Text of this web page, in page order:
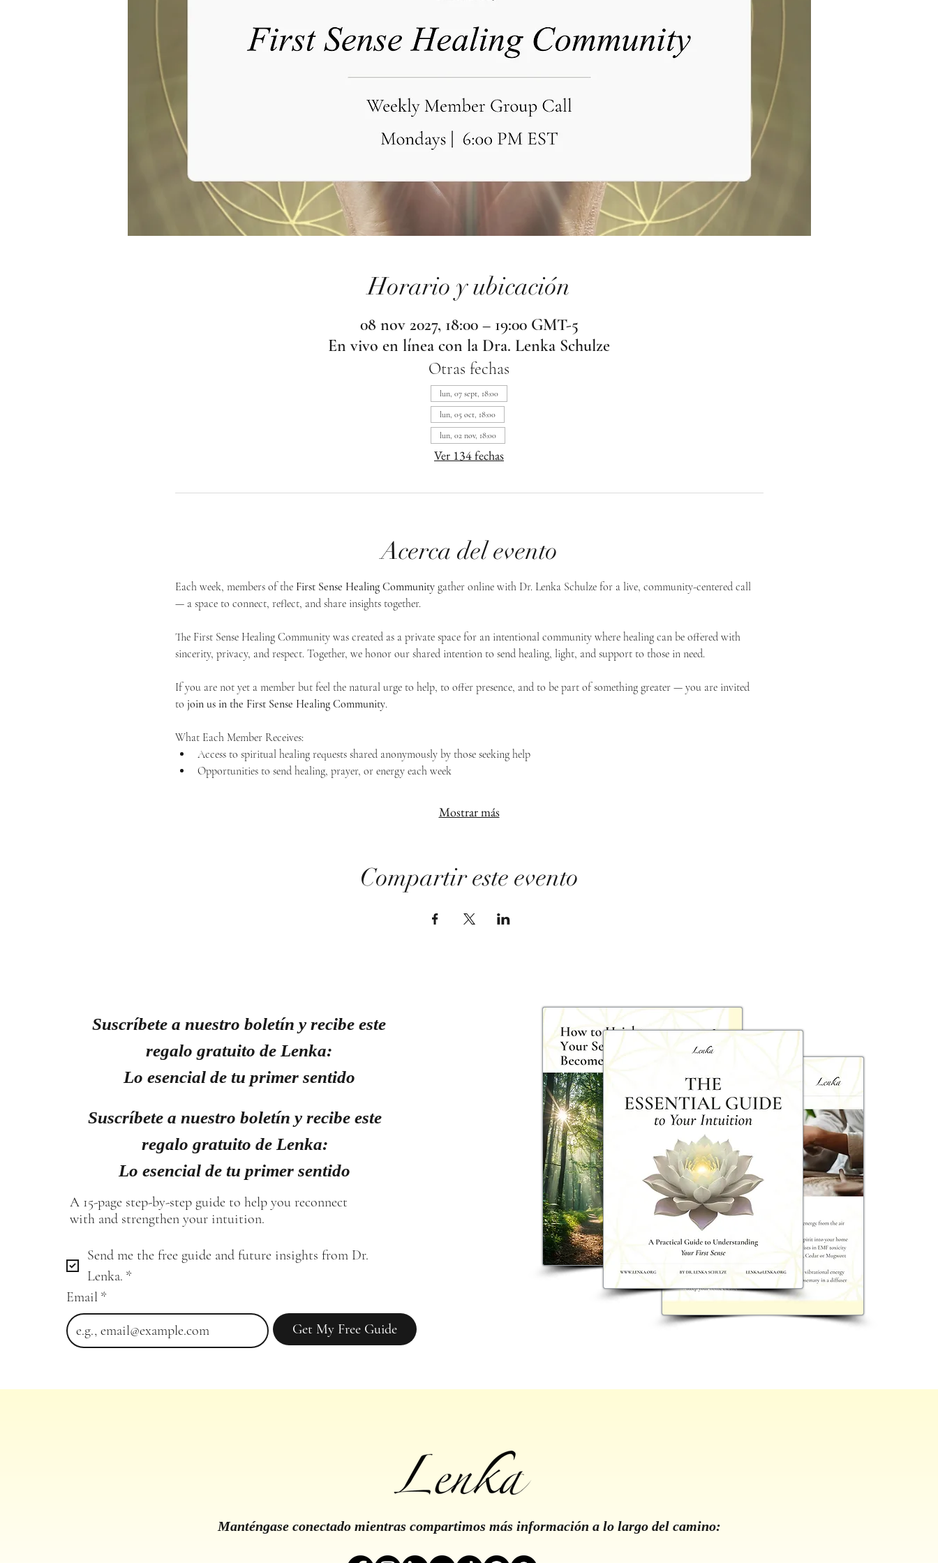
Horario y ubicación
08 nov 2027, 18:00 – 19:00 GMT-5
En vivo en línea con la Dra. Lenka Schulze
Otras fechas
lun, 07 sept, 18:00
lun, 05 oct, 18:00
lun, 02 nov, 18:00
Ver 134 fechas
Acerca del evento
Each week, members of the First Sense Healing Community gather online with Dr. Lenka Schulze for a live, community-centered call
— a space to connect, reflect, and share insights together.
The First Sense Healing Community was created as a private space for an intentional community where healing can be offered with
sincerity, privacy, and respect. Together, we honor our shared intention to send healing, light, and support to those in need.
If you are not yet a member but feel the natural urge to help, to offer presence, and to be part of something greater — you are invited
to join us in the First Sense Healing Community.
What Each Member Receives:
Access to spiritual healing requests shared anonymously by those seeking help
Opportunities to send healing, prayer, or energy each week
Mostrar más
Compartir este evento
Suscríbete a nuestro boletín y recibe este
regalo gratuito de Lenka:
Lo esencial de tu primer sentido
Suscríbete a nuestro boletín y recibe este
regalo gratuito de Lenka:
Lo esencial de tu primer sentido
A 15-page step-by-step guide to help you reconnect
with and strengthen your intuition.
Send me the free guide and future insights from Dr.
Lenka. *
Email *
Get My Free Guide
Manténgase conectado mientras compartimos más información a lo largo del camino: